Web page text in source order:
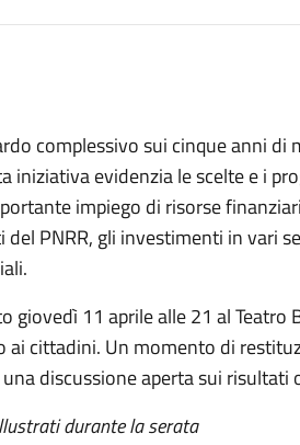
complessivo sui cinque anni di
iniziativa evidenzia le scelte e i
impiego di risorse
PNRR, gli investimenti in vari
giovedì 11 aprile alle 21 al Teatro
cittadini. Un momento di
discussione aperta sui risultati
durante la serata